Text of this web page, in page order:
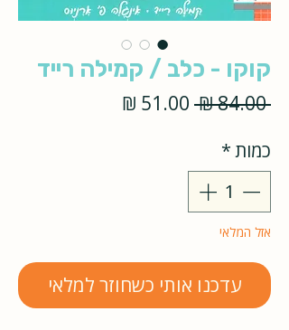
קוקו - כלב / קמילה רייד
‏84.00 ‏₪
מחיר
כמות*
אזל המלאי
עדכנו אותי כשחוזר למלאי